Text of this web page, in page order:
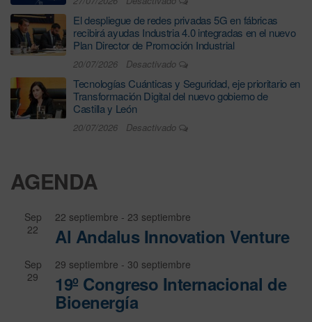
El despliegue de redes privadas 5G en fábricas
recibirá ayudas Industria 4.0 integradas en el nuevo
Plan Director de Promoción Industrial
20/07/2026 Desactivado
Tecnologías Cuánticas y Seguridad, eje prioritario en
Transformación Digital del nuevo gobierno de
Castilla y León
20/07/2026 Desactivado
AGENDA
Sep
22
22 septiembre - 23 septiembre
Al Andalus Innovation Venture
Sep
29
29 septiembre - 30 septiembre
19º Congreso Internacional de
Bioenergía